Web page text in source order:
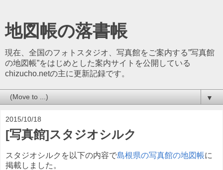
地図帳の落書帳
現在、全国のフォトスタジオ、写真館をご案内する”写真館
の地図帳”をはじめとした案内サイトを公開している
chizucho.netの主に更新記録です。
▼
2015/10/18
[写真館]スタジオシルク
スタジオシルクを以下の内容で島根県の写真館の地図帳に
掲載しました。